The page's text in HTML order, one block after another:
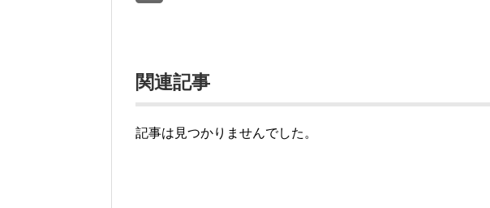
関連記事
記事は見つかりませんでした。